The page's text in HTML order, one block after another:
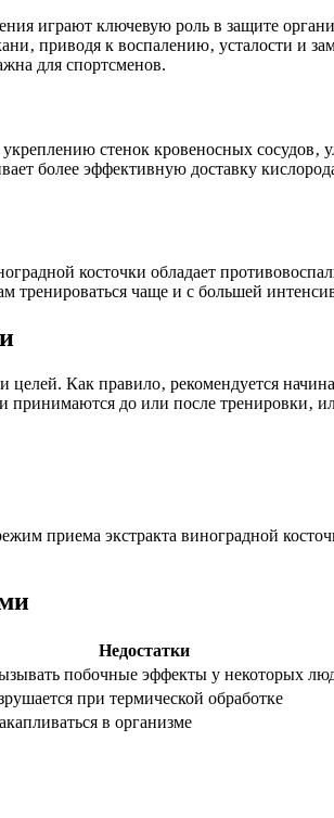
играют ключевую роль в защите
приводя к воспалению‚ усталости и
для спортсменов.
стенок кровеносных сосудов‚
более эффективную доставку
косточки обладает
тренироваться чаще и с большей
Как правило‚ рекомендуется
принимаются до или после тренировки‚
приема экстракта виноградной
Недостатки
побочные эффекты у некоторых
при термической обработке
в организме